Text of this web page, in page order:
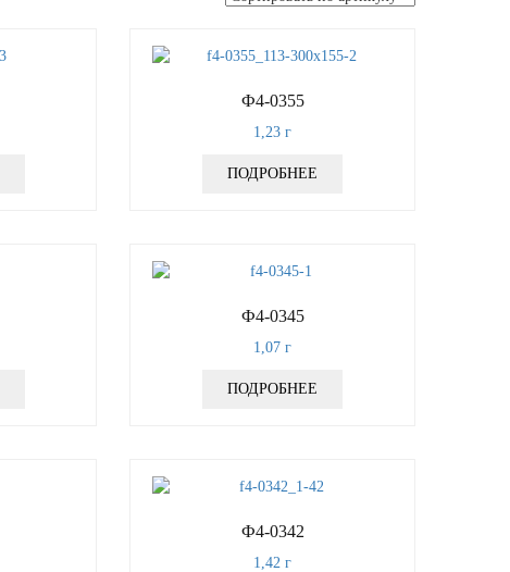
Ф4-0355
1,23 г
ПОДРОБНЕЕ
Ф4-0345
1,07 г
ПОДРОБНЕЕ
Ф4-0342
1,42 г